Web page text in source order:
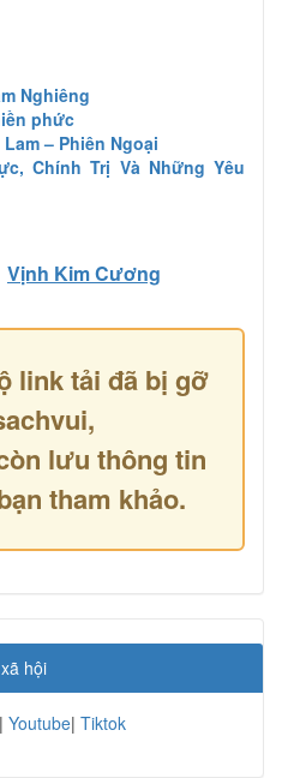
Nghiêng
phức
– Phiên Ngoại
Chính Trị Và Những Yêu
Vịnh Kim Cương
link tải đã bị gỡ
lưu thông tin
tham khảo.
hội
| Youtube| Tiktok